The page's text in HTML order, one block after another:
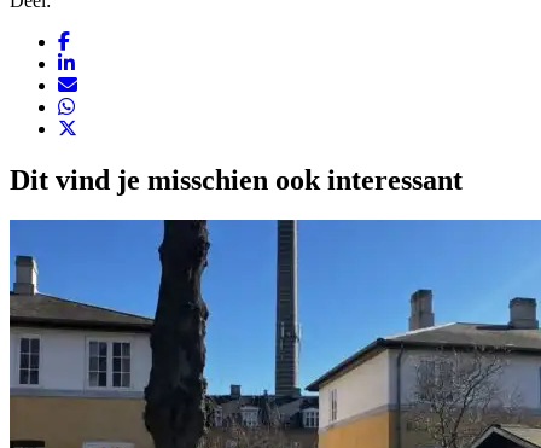
Dit vind je misschien ook interessant